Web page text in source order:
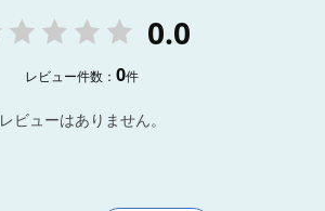
0.0
レビュー件数：0件
レビューはありません。